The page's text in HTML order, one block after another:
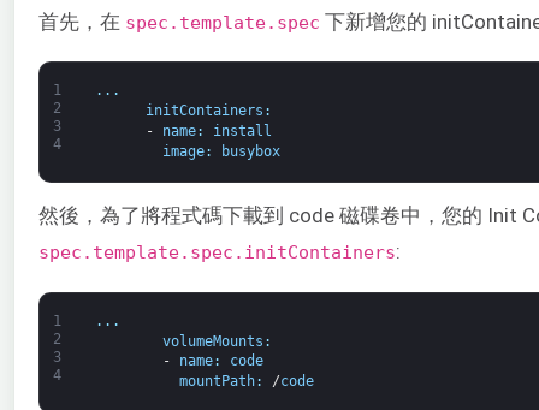
首先，在 spec.template.spec 下新增您的
1
2
3
4
. . .
initContainers :
-
name:
install
image: busybox
然後，為了將程式碼下載到 code 磁碟卷中，您的 Init
spec.template.spec.initContainers:
1
2
3
4
. . .
volumeMounts :
-
name:
code
mountPath: /code